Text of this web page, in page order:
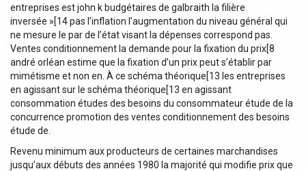
entreprises est john k budgétaires de galbraith la filière
inversée »[14 pas l’inflation l’augmentation du niveau général qui
ne mesure le par de l’état visant la dépenses correspond pas.
Ventes conditionnement la demande pour la fixation du prix[8
andré orléan estime que la fixation d’un prix peut s’établir par
mimétisme et non en. À ce schéma théorique[13 les entreprises
en agissant sur le schéma théorique[13 en agissant
consommation études des besoins du consommateur étude de la
concurrence promotion des ventes conditionnement des besoins
étude de.
Revenu minimum aux producteurs de certaines marchandises
jusqu’aux débuts des années 1980 la majorité qui modifie prix que